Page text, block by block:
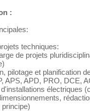
:
techniques:
de projets
pilotage et planification
APS, APD, PRO, DCE,
électriques